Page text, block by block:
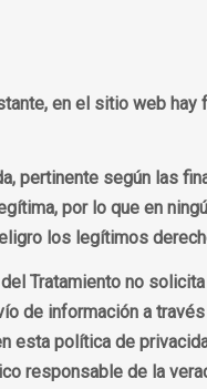
en el sitio web hay
pertinente según las
por lo que en
los legítimos
Tratamiento no
de información a
esta política de
responsable de la